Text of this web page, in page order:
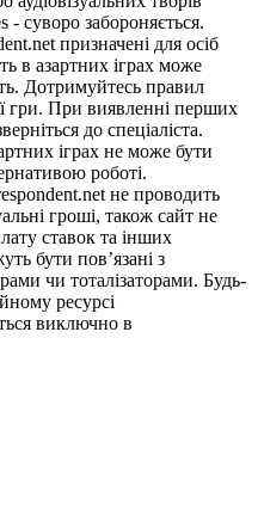
- суворо забороняється.
призначені для осіб
в азартних іграх може
Дотримуйтесь правил
гри. При виявленні перших
до спеціаліста.
іграх не може бути
роботі.
не проводить
гроші, також сайт не
ставок та інших
бути пов’язані з
чи тоталізаторами. Будь-
ресурсі
виключно в